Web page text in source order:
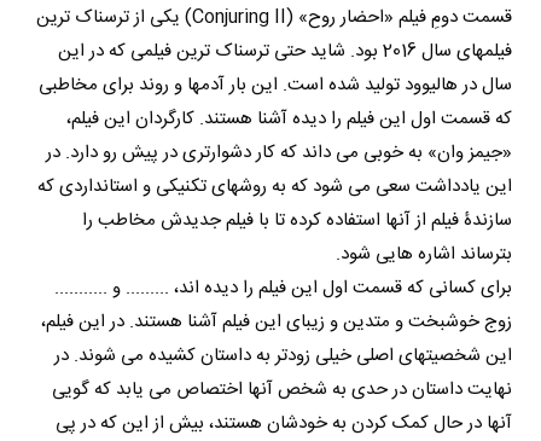
قسمت دومِ فیلم «احضار روح» (Conjuring II) یکی از ترسناک ترین
فیلمهای سال 2016 بود. شاید حتی ترسناک ترین فیلمی که در این
سال در هالیوود تولید شده است. این بار آدمها و روند برای مخاطبی
که قسمت اول این فیلم را دیده آشنا هستند. کارگردان این فیلم،
«جیمز وان» به خوبی می داند که کار دشوارتری در پیش رو دارد. در
این یادداشت سعی می شود که به روشهای تکنیکی و استانداردی که
سازندۀ فیلم از آنها استفاده کرده تا با فیلم جدیدش مخاطب را
بترساند اشاره هایی شود.
برای کسانی که قسمت اول این فیلم را دیده اند، ......... و ...........
زوج خوشبخت و متدین و زیبای این فیلم آشنا هستند. در این فیلم،
این شخصیتهای اصلی خیلی زودتر به داستان کشیده می شوند. در
نهایت داستان در حدی به شخص آنها اختصاص می یابد که گویی
آنها در حال کمک کردن به خودشان هستند، بیش از این که در پی